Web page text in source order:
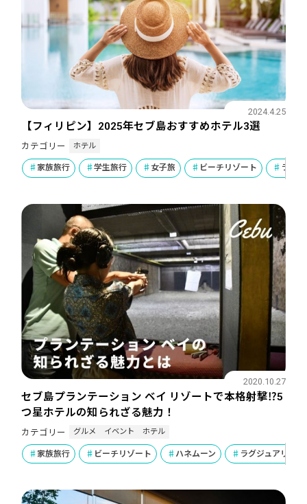
【フィリピン】2025年セブ島おすすめホテル3選
2024.4.25
カテゴリー ホテル
家族旅行 学生旅行 女子旅 ビーチリゾート ラグ
セブ島プランテーション ベイ リゾートで本格射撃⁉5
つ星ホテルの知られざる魅力！
2020.10.27
カテゴリー グルメ イベント ホテル
家族旅行 ビーチリゾート ハネムーン ラグジュアリー